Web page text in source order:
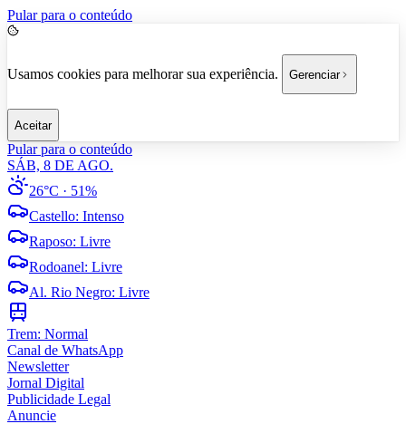
Pular para o conteúdo
Usamos cookies para melhorar sua experiência. Gerenciar
Aceitar
Pular para o conteúdo
SÁB, 8 DE AGO.
26°C · 51%
Castello: Intenso
Raposo: Livre
Rodoanel: Livre
Al. Rio Negro: Livre
Trem: Normal
Canal de WhatsApp
Newsletter
Jornal Digital
Publicidade Legal
Anuncie